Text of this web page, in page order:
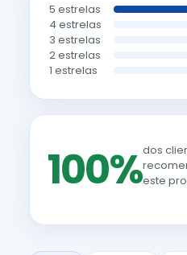
5 estrelas
4 estrelas
3 estrelas
2 estrelas
1 estrelas
100%dos
este